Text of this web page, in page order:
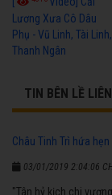
Lương Xưa Cô Dâu
Phụ - Vũ Linh, Tài Linh,
Thanh Ngân
TIN BÊN LỀ
Châu Tinh Trì hứa
03/01/2019 2:04:06
"Tân hỷ kịch chi